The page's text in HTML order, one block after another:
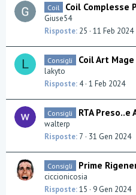
Coil Coil
Giuse54
Risposte 25 11 Feb 2024
L Consigli Coil Art Mage
lakyto
Risposte 4 1 Feb 2024
Consigli RTA Preso..e
walterp
Risposte 7 31 Gen 2024
Consigli Prime
ciccionicosia
Risposte 15 9 Gen 2024